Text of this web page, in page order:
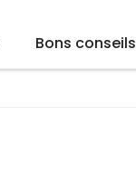
Bons conseils